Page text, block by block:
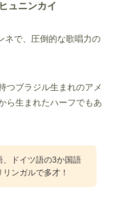
ヒュニンカイ
ネで、圧倒的な歌唱力の
つブラジル生まれのアメ
ら生まれたハーフでもあ
、ドイツ語の3か国語
ンガルで多才！